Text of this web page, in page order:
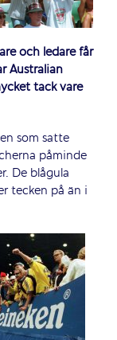
och ledare får
Australian
tack vare
som satte
påminde
De blågula
tecken på än i